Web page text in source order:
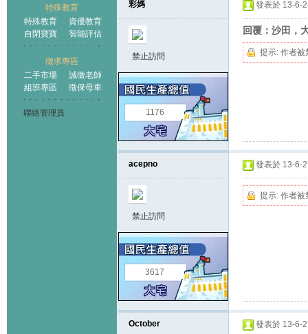
特殊教育
特殊教育
資優教育
自閉寶寶
智能評估
徵求專區
二手市場
誠徵老師
組班專區
徵保母車
聯絡管理員
彩媽
禁止訪問
1176
發表於 13-6-
回覆：沙田，
提示: 作者被
acepno
禁止訪問
3617
發表於 13-6-
提示: 作者被
October 發表於 13-6-